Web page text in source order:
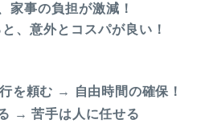
家事の負担が激減！
、意外とコスパが良い！
を頼む →
自由時間の確保！
→苦手は人に任せる